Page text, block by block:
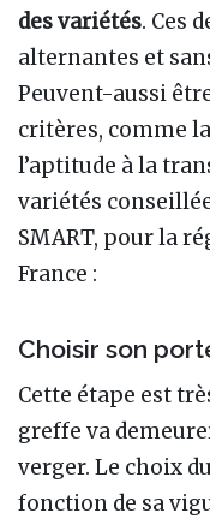
des variétés. Ces
alternantes et
Peuvent-aussi
critères, comme
l’aptitude à la
variétés
SMART, pour la
France :
Choisir son
Cette étape est
greffe va
verger. Le choix
fonction de sa